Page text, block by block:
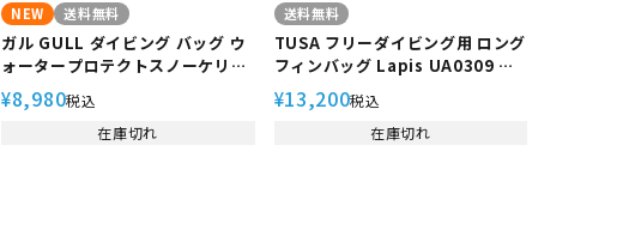
NEW 送料無料
ガル GULL ダイビング バッグ ウ
ォータープロテクトスノーケリン
グリュックNEO GB-7157A スキ
ューバダイビング スクーバ ダイ
¥8,980税込
在庫切れ
送料無料
TUSA フリーダイビング用 ロング
フィンバッグ Lapis UA0309 フ
リーダイビング スキンダイビング
ダイビング 素潜り
¥13,200税込
在庫切れ